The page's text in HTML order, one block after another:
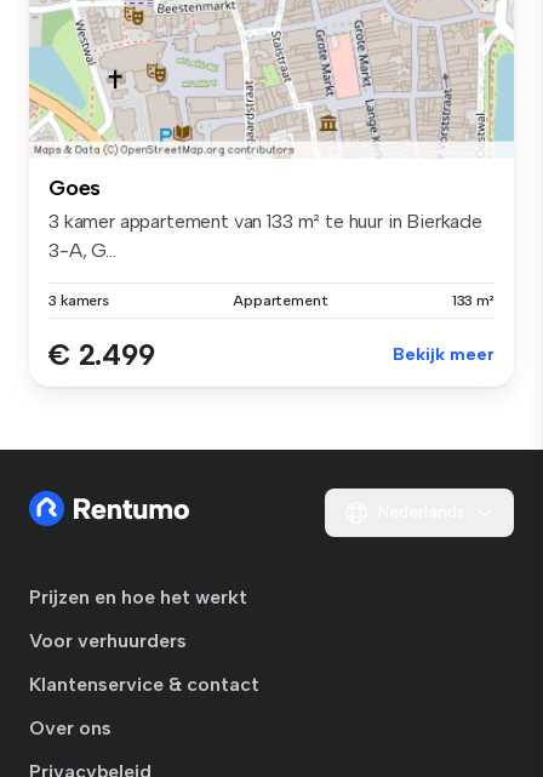
Goes
3 kamer appartement van 133 m² te huur in Bierkade
3-A, G...
3 kamers Appartement 133 m²
€ 2.499 Bekijk meer
Prijzen en hoe het werkt
Voor verhuurders
Klantenservice & contact
Over ons
Privacybeleid